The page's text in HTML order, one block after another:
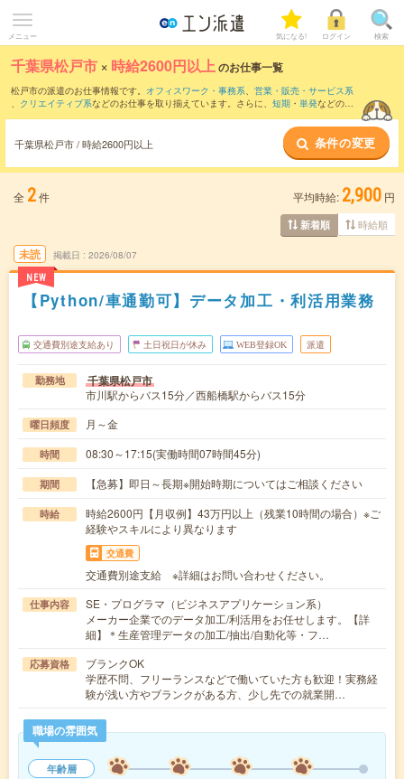
メニュー 気になる! ログイン 検索
千葉県松戸市 × 時給2600円以上のお仕事一覧
松戸市の派遣のお仕事情報です。 オフィスワーク・事務系、 営業・販売・サービス系
、 クリエイティブ系などのお仕事を取り揃えています。さらに、 短期 ・ 単発などの期
千葉県松戸市 / 時給2600円以上 条件の変更
全 2件 平均時給: 2,900 円
新着順 時給順
未読
NEW
掲載日 2026/08/07
【Python/車通勤可】データ加工・利活用業務
交通費別途支給あり 土日祝日が休み WEB登録OK 派遣
勤務地 千葉県松戸市
市川駅からバス15分／西船橋駅からバス15分
曜日頻度 月～金
時間 08:30～17:15(実働時間07時間45分)
期間 【急募】即日～長期※開始時期についてはご相談ください
時給
時給2600円【月収例】43万円以上（残業10時間の場合）※ご
経験やスキルにより異なります
交通費
交通費別途支給 ※詳細はお問い合わせください。
仕事内容
SE・プログラマ（ビジネスアプリケーション系）
メーカー企業でのデータ加工/利活用をお任せします。【詳
細】＊生産管理データの加工/抽出/自動化等・フ…
応募資格
ブランクOK
学歴不問、フリーランスなどで働いていた方も歓迎！実務経
験が浅い方やブランクがある方、少し先での就業開…
職場の雰囲気
年齢層